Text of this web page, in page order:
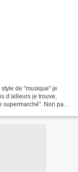
de “musique” je
d’ailleurs je trouve,
supermarché”. Non pas